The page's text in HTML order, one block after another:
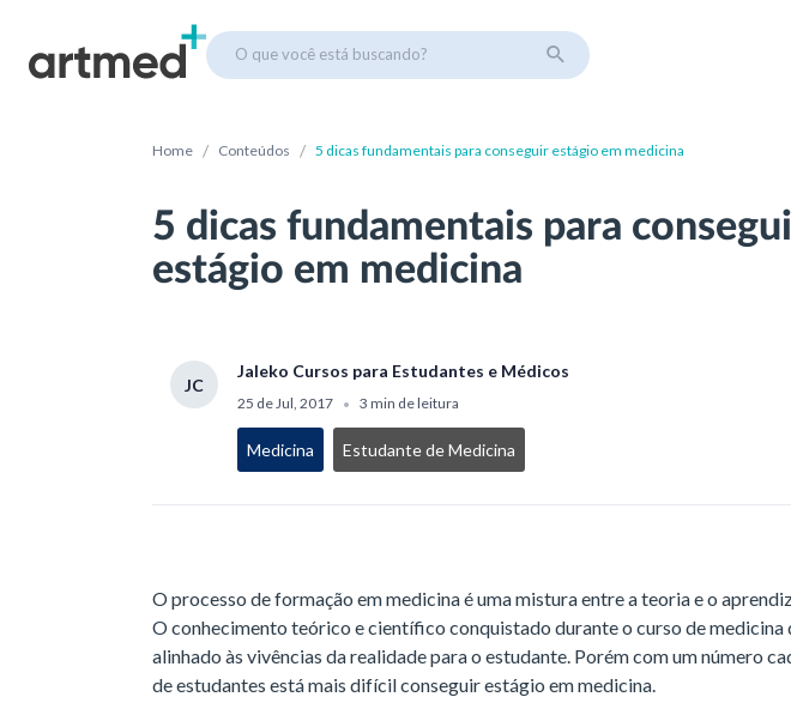
O que você está buscando?
Home / Conteúdos / 5 dicas fundamentais para conseguir estágio em medicina
5 dicas fundamentais para
estágio em medicina
JC
Jaleko Cursos para Estudantes e Médicos
25 de Jul, 2017 • 3 min de leitura
Medicina Estudante de Medicina
O processo de formação em medicina é uma mistura entre a teoria e o
O conhecimento teórico e científico conquistado durante o curso de medicina
alinhado às vivências da realidade para o estudante. Porém com um número
de estudantes está mais difícil conseguir estágio em medicina.